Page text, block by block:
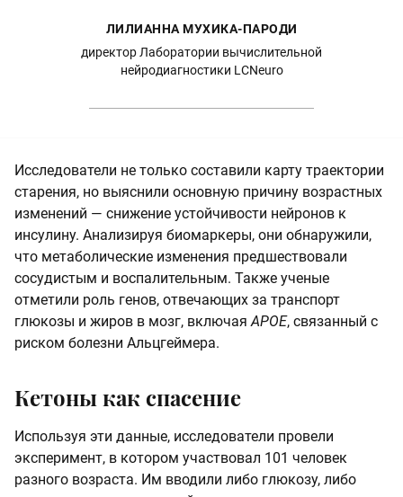
ЛИЛИАННА МУХИКА-ПАРОДИ
директор Лаборатории вычислительной
нейродиагностики LCNeuro
Исследователи не только составили карту траектории
старения, но выяснили основную причину возрастных
изменений — снижение устойчивости нейронов к
инсулину. Анализируя биомаркеры, они обнаружили,
что метаболические изменения предшествовали
сосудистым и воспалительным. Также ученые
отметили роль генов, отвечающих за транспорт
глюкозы и жиров в мозг, включая APOE, связанный с
риском болезни Альцгеймера.
Кетоны как спасение
Используя эти данные, исследователи провели
эксперимент, в котором участвовал 101 человек
разного возраста. Им вводили либо глюкозу, либо